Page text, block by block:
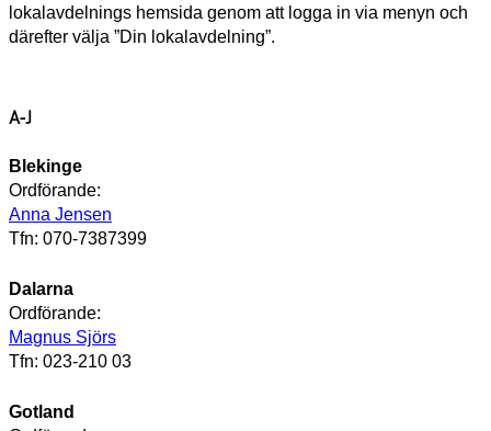
lokalavdelnings hemsida genom att logga in via menyn och
därefter välja ”Din lokalavdelning”.
A-J
Blekinge
Ordförande:
Anna Jensen
Tfn: 070-7387399
Dalarna
Ordförande:
Magnus Sjörs
Tfn: 023-210 03
Gotland